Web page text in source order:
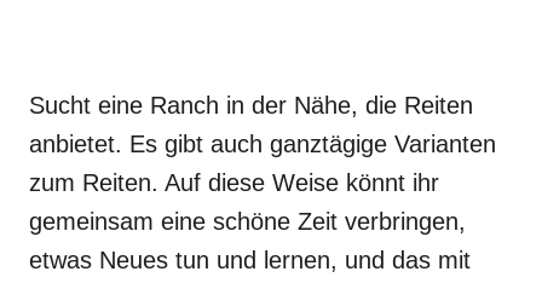
Sucht eine Ranch in der Nähe, die Reiten
anbietet. Es gibt auch ganztägige Varianten
zum Reiten. Auf diese Weise könnt ihr
gemeinsam eine schöne Zeit verbringen,
etwas Neues tun und lernen, und das mit